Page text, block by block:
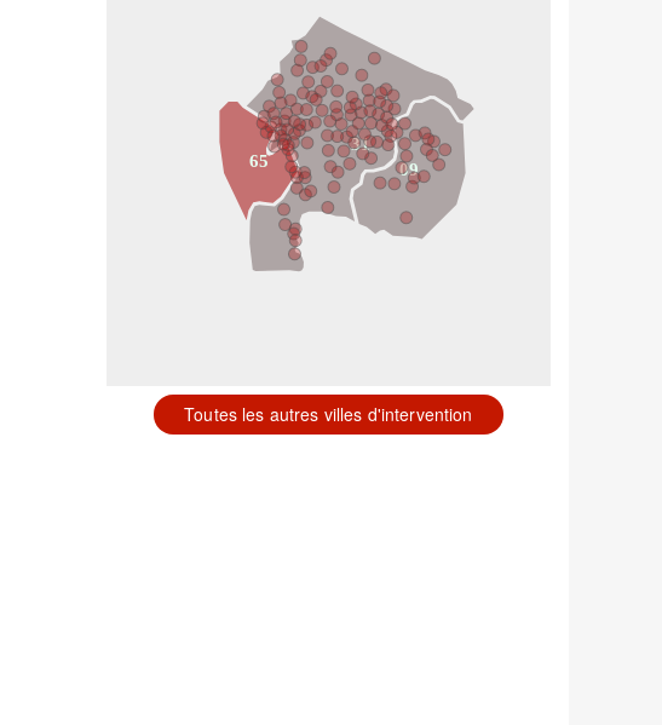
31
09
65
Toutes les autres villes d'intervention